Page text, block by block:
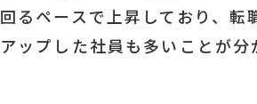
回るペースで上昇しており、転
アップした社員も多いことが分